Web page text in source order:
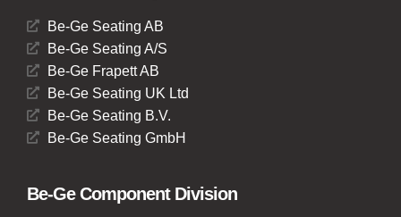
Be-Ge Seating AB
Be-Ge Seating A/S
Be-Ge Frapett AB
Be-Ge Seating UK Ltd
Be-Ge Seating B.V.
Be-Ge Seating GmbH
Be-Ge Component Division